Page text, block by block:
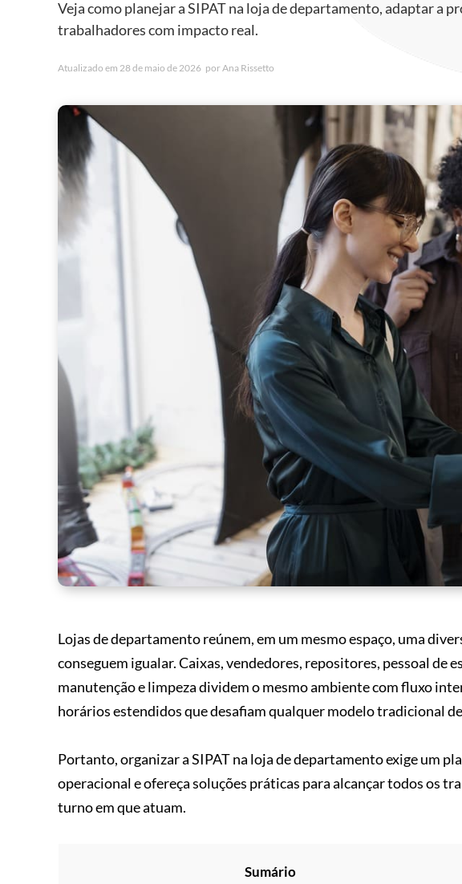
Veja como planejar a SIPAT na loja de departamento, adaptar a
trabalhadores com impacto real.
Atualizado em 28 de maio de 2026 porAna Rissetto
Lojas de departamento reúnem, em um mesmo espaço, uma
conseguem igualar. Caixas, vendedores, repositores, pessoal de
manutenção e limpeza dividem o mesmo ambiente com fluxo
horários estendidos que desafiam qualquer modelo tradicional
Portanto, organizar a SIPAT na loja de departamento exige um
operacional e ofereça soluções práticas para alcançar todos os
turno em que atuam.
Sumário